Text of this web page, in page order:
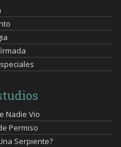
Nadie Vio
Permiso
Serpiente?